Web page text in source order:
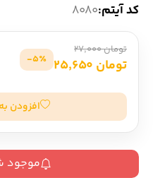
کد آیتم:8080
تومان 27,000
تومان 25,650 5٪-
افزودن
موجود